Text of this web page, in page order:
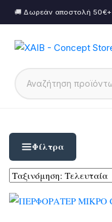
🚚 Δωρεάν αποστολή 50€+
Φίλτρα